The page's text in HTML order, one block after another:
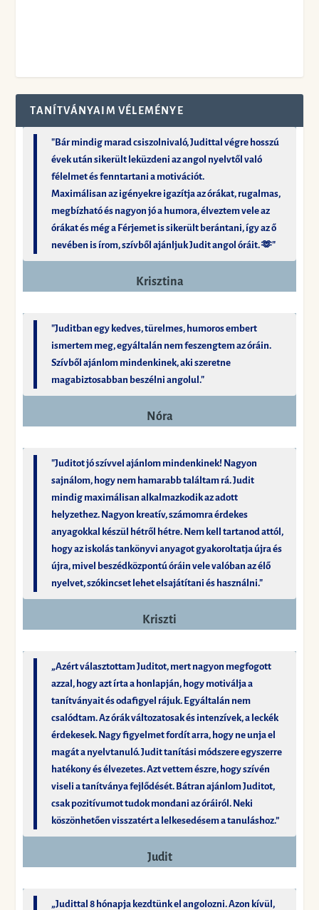
TANÍTVÁNYAIM VÉLEMÉNYE
"Bár mindig marad csiszolnivaló, Judittal végre hosszú
évek után sikerült leküzdeni az angol nyelvtől való
félelmet és fenntartani a motivációt.
Maximálisan az igényekre igazítja az órákat, rugalmas,
megbízható és nagyon jó a humora, élveztem vele az
órákat és még a Férjemet is sikerült berántani, így az ő
nevében is írom, szívből ajánljuk Judit angol óráit. 🫶"
Krisztina
"Juditban egy kedves, türelmes, humoros embert
ismertem meg, egyáltalán nem feszengtem az óráin.
Szívből ajánlom mindenkinek, aki szeretne
magabiztosabban beszélni angolul."
Nóra
"Juditot jó szívvel ajánlom mindenkinek! Nagyon
sajnálom, hogy nem hamarabb találtam rá. Judit
mindig maximálisan alkalmazkodik az adott
helyzethez. Nagyon kreatív, számomra érdekes
anyagokkal készül hétről hétre. Nem kell tartanod attól,
hogy az iskolás tankönyvi anyagot gyakoroltatja újra és
újra, mivel beszédközpontú óráin vele valóban az élő
nyelvet, szókincset lehet elsajátítani és használni."
Kriszti
„Azért választottam Juditot, mert nagyon megfogott
azzal, hogy azt írta a honlapján, hogy motiválja a
tanítványait és odafigyel rájuk. Egyáltalán nem
csalódtam. Az órák változatosak és intenzívek, a leckék
érdekesek. Nagy figyelmet fordít arra, hogy ne unja el
magát a nyelvtanuló. Judit tanítási módszere egyszerre
hatékony és élvezetes. Azt vettem észre, hogy szívén
viseli a tanítványa fejlődését. Bátran ajánlom Juditot,
csak pozitívumot tudok mondani az óráiról. Neki
köszönhetően visszatért a lelkesedésem a tanuláshoz.”
Judit
„Judittal 8 hónapja kezdtünk el angolozni. Azon kívül,